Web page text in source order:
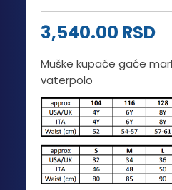
3,540.00 RSD
Muške kupaće gaće
vaterpolo